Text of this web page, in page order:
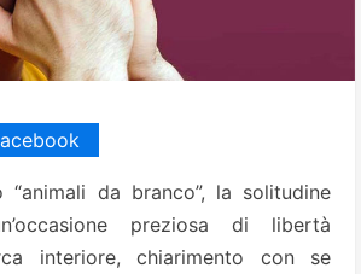
“animali da branco”, la solitudine
preziosa di libertà
interiore, chiarimento con se